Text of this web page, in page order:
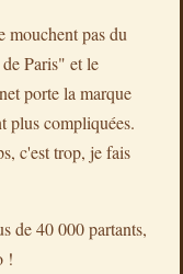
mouchent pas du
Paris" et le
porte la marque
plus compliquées.
c'est trop, je fais
de 40 000 partants,
!